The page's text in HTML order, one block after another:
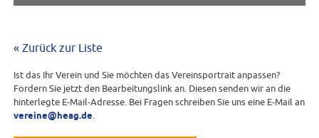
« Zurück zur Liste
Ist das Ihr Verein und Sie möchten das Vereinsportrait anpassen?
Fordern Sie jetzt den Bearbeitungslink an. Diesen senden wir an die
hinterlegte E-Mail-Adresse. Bei Fragen schreiben Sie uns eine E-Mail an
vereine@heag.de.